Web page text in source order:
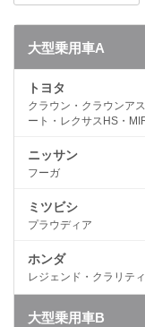
大型乗用車A
トヨタ
クラウン・クラウンア
ート・レクサスHS・
ニッサン
フーガ
ミツビシ
プラウディア
ホンダ
レジェンド・クラリティ
大型乗用車B